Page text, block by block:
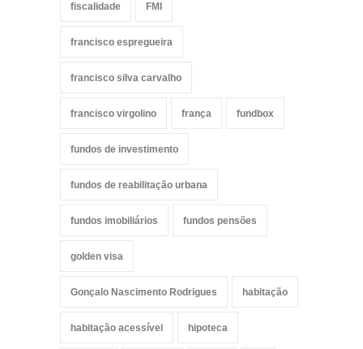
fiscalidade FMI
francisco espregueira
francisco silva carvalho
francisco virgolino frança fundbox
fundos de investimento
fundos de reabilitação urbana
fundos imobiliários fundos pensões
golden visa
Gonçalo Nascimento Rodrigues habitação
habitação acessível hipoteca